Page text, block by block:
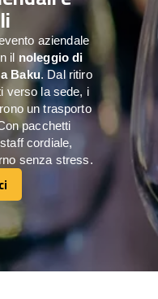
aziendale
il noleggio di
Baku. Dal ritiro
verso la sede, i
un trasporto
pacchetti
cordiale,
senza stress.